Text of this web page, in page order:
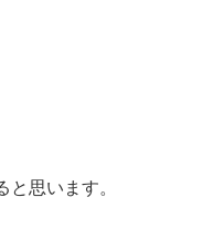
思います。